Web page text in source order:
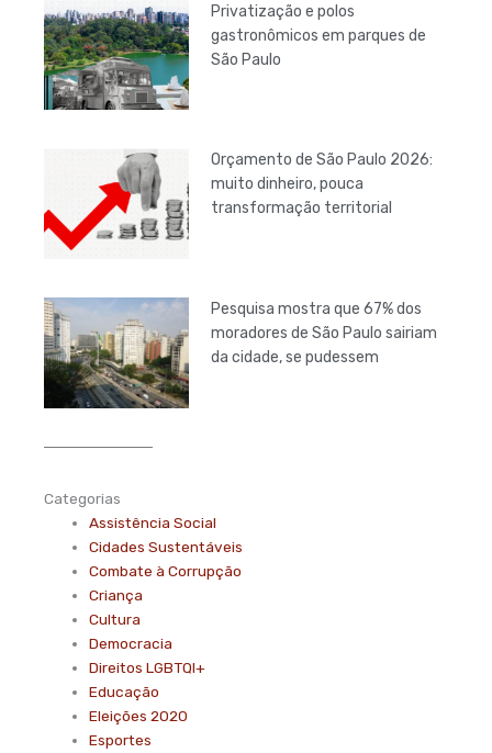
Privatização e polos
gastronômicos em parques de
São Paulo
Orçamento de São Paulo 2026:
muito dinheiro, pouca
transformação territorial
Pesquisa mostra que 67% dos
moradores de São Paulo sairiam
da cidade, se pudessem
Categorias
Assistência Social
Cidades Sustentáveis
Combate à Corrupção
Criança
Cultura
Democracia
Direitos LGBTQI+
Educação
Eleições 2020
Esportes